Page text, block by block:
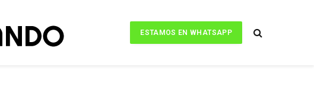
ESTAMOS EN WHATSAPP